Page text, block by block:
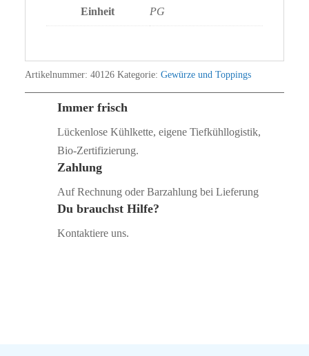
Einheit PG
Artikelnummer: 40126 Kategorie: Gewürze und Toppings
Immer frisch
Lückenlose Kühlkette, eigene Tiefkühllogistik,
Bio‑Zertifizierung.
Zahlung
Auf Rechnung oder Barzahlung bei Lieferung
Du brauchst Hilfe?
Kontaktiere uns.